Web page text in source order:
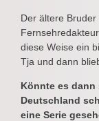
Der ältere
diese Weise ein
Tja und dann
Könnte es dann
Deutschland
eine Serie